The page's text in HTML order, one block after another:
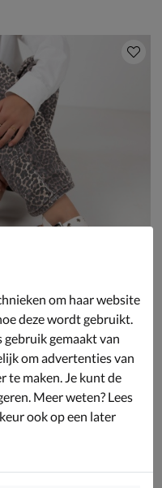
- wit
€ 48,99
om haar website
deze wordt gebruikt.
gemaakt van
om advertenties van
te maken. Je kunt de
Meer weten? Lees
ook op een later